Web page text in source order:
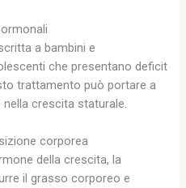
a bambini e
che presentano deficit
trattamento può portare a
crescita staturale.
corporea
della crescita, la
il grasso corporeo e